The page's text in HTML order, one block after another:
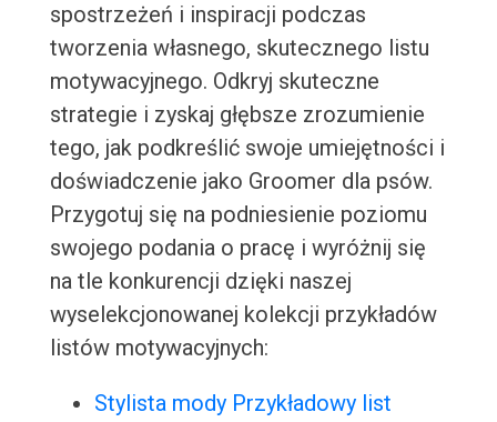
spostrzeżeń i inspiracji podczas
tworzenia własnego, skutecznego listu
motywacyjnego. Odkryj skuteczne
strategie i zyskaj głębsze zrozumienie
tego, jak podkreślić swoje umiejętności i
doświadczenie jako Groomer dla psów.
Przygotuj się na podniesienie poziomu
swojego podania o pracę i wyróżnij się
na tle konkurencji dzięki naszej
wyselekcjonowanej kolekcji przykładów
listów motywacyjnych:
Stylista mody Przykładowy list